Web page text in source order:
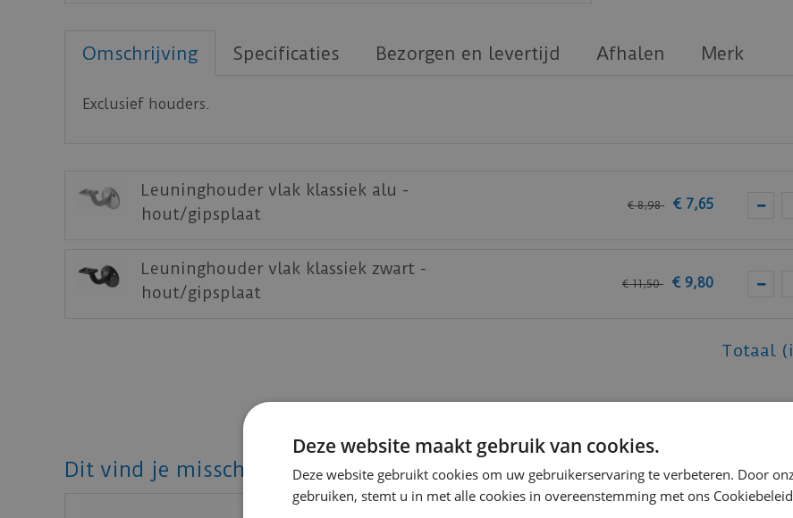
Omschrijving Specificaties Bezorgen en levertijd Afhalen Merk
Exclusief houders.
Leuninghouder vlak klassiek alu -
hout/gipsplaat
€ 8,98 € 7,65
Leuninghouder vlak klassiek zwart -
hout/gipsplaat
€ 11,50 € 9,80
Totaal
Dit vind je misschien ook mooi!
Deze website maakt gebruik van cookies.
Deze website gebruikt cookies om uw gebruikerservaring te verbeteren. Door
gebruiken, stemt u in met alle cookies in overeenstemming met ons